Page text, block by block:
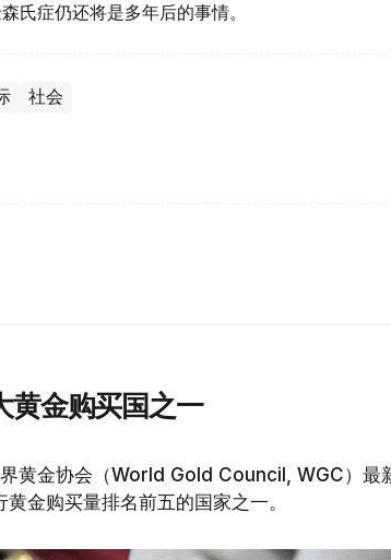
氏症仍还将是多年后的事情。
社会
黄金购买国之一
界黄金协会（World Gold Council, WGC）最
金购买量排名前五的国家之一。